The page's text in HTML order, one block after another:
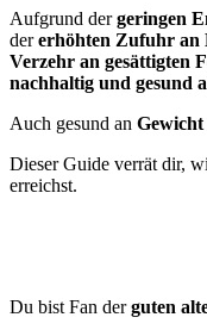
Aufgrund dergeringen
dererhöhten Zufuhr an
Verzehr an gesättigten
nachhaltig und gesund
Auch gesund an Gewicht
Dieser Guide verrät dir,
erreichst.
Du bist Fan derguten